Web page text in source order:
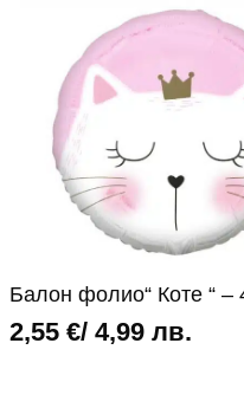
Балон фолио“ Коте “ –
2,55 €/ 4,99 лв.